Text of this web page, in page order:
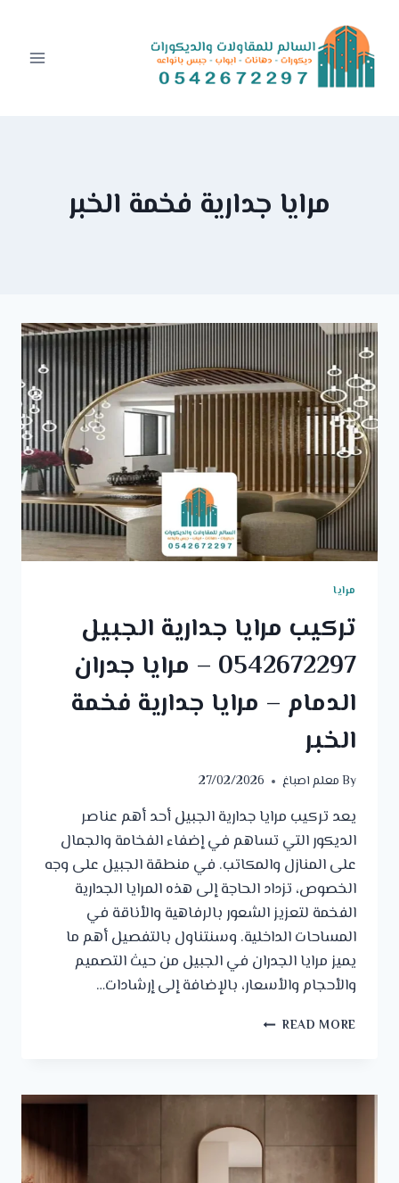
content
مرايا جدارية فخمة الخبر
مرايا
تركيب مرايا جدارية الجبيل
0542672297 – مرايا جدران
الدمام – مرايا جدارية فخمة
الخبر
Byمعلم اصباغ 27/02/2026
يعد تركيب مرايا جدارية الجبيل أحد أهم عناصر
الديكور التي تساهم في إضفاء الفخامة والجمال
على المنازل والمكاتب. في منطقة الجبيل على وجه
الخصوص، تزداد الحاجة إلى هذه المرايا الجدارية
الفخمة لتعزيز الشعور بالرفاهية والأناقة في
المساحات الداخلية. وسنتناول بالتفصيل أهم ما
يميز مرايا الجدران في الجبيل من حيث التصميم
والأحجام والأسعار، بالإضافة إلى إرشادات…
READ MOREتركيب
0542672297
مرايا
جدران
الدمام